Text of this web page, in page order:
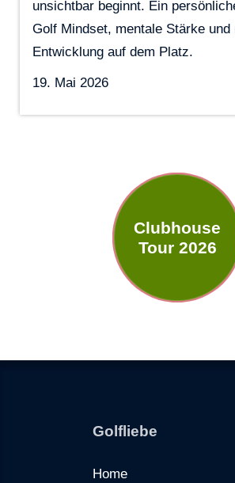
unsichtbar beginnt. Ein
Golf Mindset, mentale Stärke und
Entwicklung auf dem Platz.
19. Mai 2026
Clubhouse
Tour 2026
Golfliebe
Home